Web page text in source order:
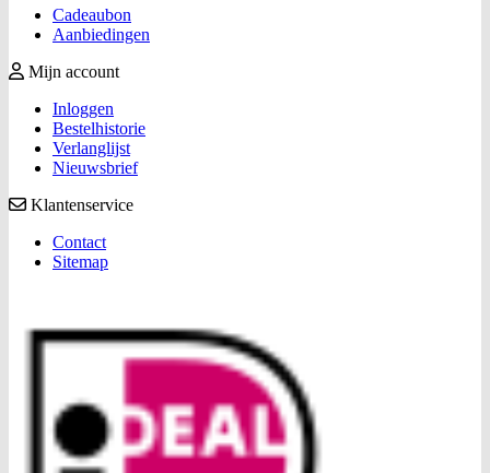
Cadeaubon
Aanbiedingen
Mijn account
Inloggen
Bestelhistorie
Verlanglijst
Nieuwsbrief
Klantenservice
Contact
Sitemap